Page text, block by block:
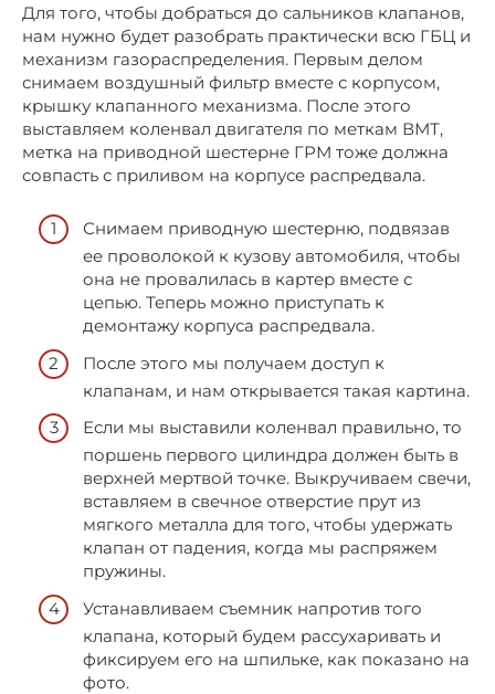
Для того, чтобы добраться до сальников клапанов,
нам нужно будет разобрать практически всю ГБЦ и
механизм газораспределения. Первым делом
снимаем воздушный фильтр вместе с корпусом,
крышку клапанного механизма. После этого
выставляем коленвал двигателя по меткам ВМТ,
метка на приводной шестерне ГРМ тоже должна
совпасть с приливом на корпусе распредвала.
Снимаем приводную шестерню, подвязав
ее проволокой к кузову автомобиля, чтобы
она не провалилась в картер вместе с
цепью. Теперь можно приступать к
демонтажу корпуса распредвала.
После этого мы получаем доступ к
клапанам, и нам открывается такая картина.
Если мы выставили коленвал правильно, то
поршень первого цилиндра должен быть в
верхней мертвой точке. Выкручиваем свечи,
вставляем в свечное отверстие прут из
мягкого металла для того, чтобы удержать
клапан от падения, когда мы распряжем
пружины.
Устанавливаем съемник напротив того
клапана, который будем рассухаривать и
фиксируем его на шпильке, как показано на
фото.